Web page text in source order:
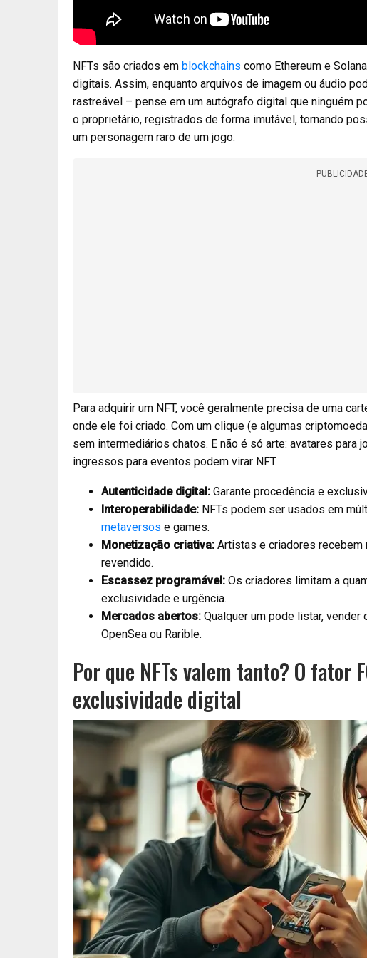
NFTs são criados em blockchains como Ethereum e
digitais. Assim, enquanto arquivos de imagem ou áudio
rastreável – pense em um autógrafo digital que ninguém
o proprietário, registrados de forma imutável, tornando
um personagem raro de um jogo.
Para adquirir um NFT, você geralmente precisa de uma
onde ele foi criado. Com um clique (e algumas
sem intermediários chatos. E não é só arte: avatares para
ingressos para eventos podem virar NFT.
Autenticidade digital: Garante procedência e
Interoperabilidade: NFTs podem ser usados em
metaversos e games.
Monetização criativa: Artistas e criadores
revendido.
Escassez programável: Os criadores limitam a
exclusividade e urgência.
Mercados abertos: Qualquer um pode listar, vender
OpenSea ou Rarible.
Por que NFTs valem tanto? O fator
exclusividade digital